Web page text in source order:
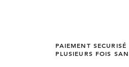
PAIEMENT SECURISÉ
PLUSIEURS FOIS